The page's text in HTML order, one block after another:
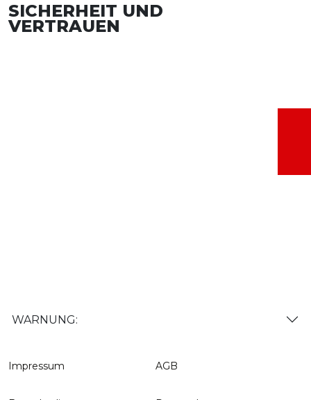
SICHERHEIT UND
VERTRAUEN
WARNUNG:
Impressum AGB